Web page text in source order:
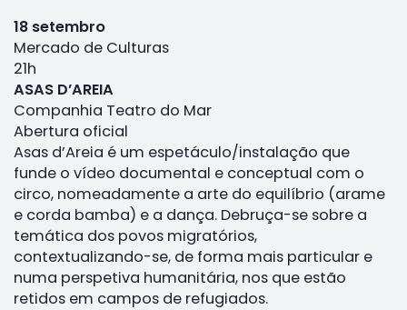
18 setembro
Mercado de Culturas
21h
ASAS D’AREIA
Companhia Teatro do Mar
Abertura oficial
Asas d’Areia é um espetáculo/instalação que
funde o vídeo documental e conceptual com o
circo, nomeadamente a arte do equilíbrio (arame
e corda bamba) e a dança. Debruça-se sobre a
temática dos povos migratórios,
contextualizando-se, de forma mais particular e
numa perspetiva humanitária, nos que estão
retidos em campos de refugiados.